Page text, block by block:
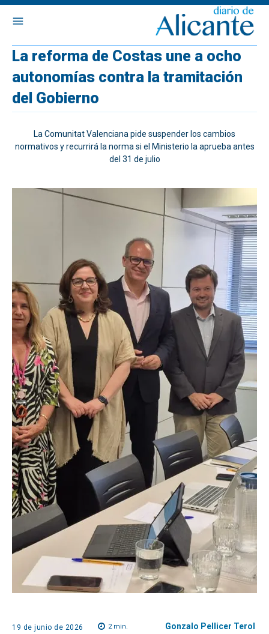
La reforma de Costas une a ocho
autonomías contra la tramitación
del Gobierno
La Comunitat Valenciana pide suspender los cambios
normativos y recurrirá la norma si el Ministerio la aprueba antes
del 31 de julio
19 de junio de 2026 2min. Gonzalo Pellicer Terol